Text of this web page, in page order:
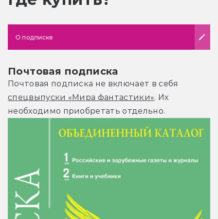
О подписке
Почтовая подписка
Почтовая подписка не включает в себя
спецвыпуски «Мира фантастики». Их
необходимо приобретать отдельно.